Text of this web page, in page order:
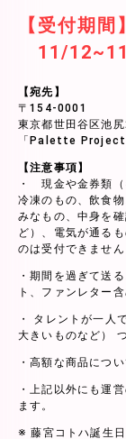
【受付期間】
11/
【宛先】
〒154-0001
東京都世田谷区池
「Palette Project
【注意事項】
・ 現金や金券類（
冷凍のもの、飲食
みなもの、中身を
ど）、電気が通る
のは受付できません
・期間を過ぎて送
ト、ファンレター
・ タレントが一人
大きいものなど）
・高額な商品につ
・上記以外にも運
ます。
※ 藤宮コトハ誕生